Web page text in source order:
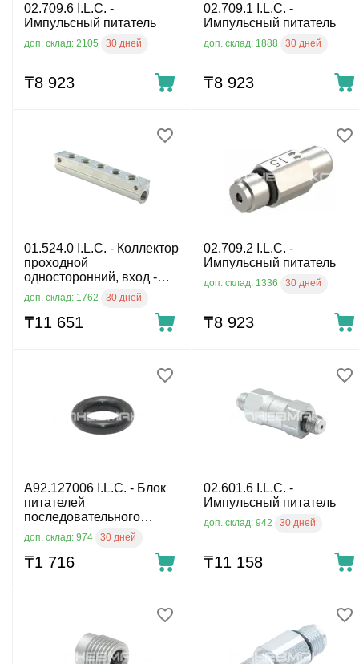
02.709.6 I.L.C. -
Импульсный питатель
доп. склад: 2105 30 дней
₸8 923
02.709.1 I.L.C. -
Импульсный питатель
доп. склад: 1888 30 дней
₸8 923
01.524.0 I.L.C. - Коллектор
проходной
односторонний, вход -
алюминий
доп. склад: 1762 30 дней
₸11 651
02.709.2 I.L.C. -
Импульсный питатель
доп. склад: 1336 30 дней
₸8 923
A92.127006 I.L.C. - Блок
питателей
последовательного
действия
доп. склад: 974 30 дней
₸1 716
02.601.6 I.L.C. -
Импульсный питатель
доп. склад: 942 30 дней
₸11 158